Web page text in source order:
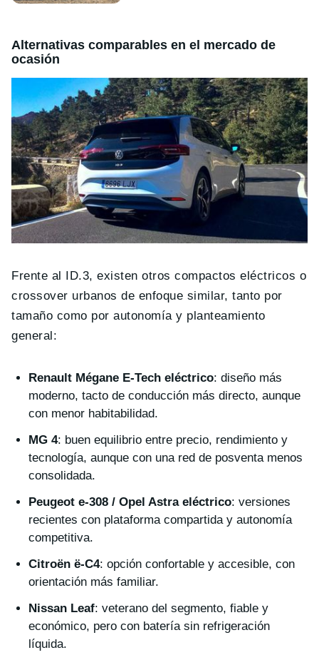
Alternativas comparables en el mercado de
ocasión
Frente al ID.3, existen otros compactos eléctricos o
crossover urbanos de enfoque similar, tanto por
tamaño como por autonomía y planteamiento
general:
Renault Mégane E-Tech eléctrico: diseño más
moderno, tacto de conducción más directo, aunque
con menor habitabilidad.
MG 4: buen equilibrio entre precio, rendimiento y
tecnología, aunque con una red de posventa menos
consolidada.
Peugeot e-308 / Opel Astra eléctrico: versiones
recientes con plataforma compartida y autonomía
competitiva.
Citroën ë-C4: opción confortable y accesible, con
orientación más familiar.
Nissan Leaf: veterano del segmento, fiable y
económico, pero con batería sin refrigeración
líquida.